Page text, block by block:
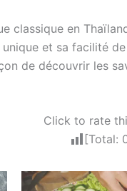
classique en
et sa facilité
de découvrir les
Click to rate
[Total: